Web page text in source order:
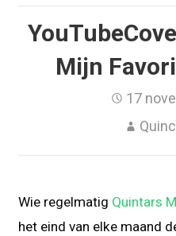
Mijn
17
Wie regelmatig Quintars
het eind van elke maand